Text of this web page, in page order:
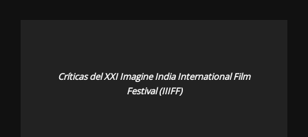
Críticas del XXI Imagine India International Film
Festival (IIIFF)